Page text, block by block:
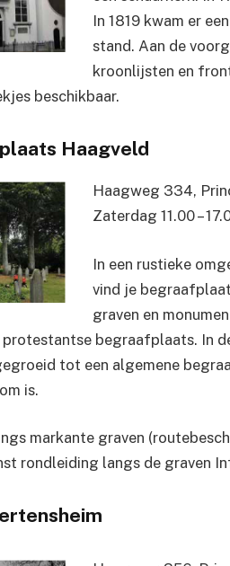
In 1819 kwam er
stand. Aan de
kroonlijsten en
beschikbaar.
Haagveld
Haagweg 334,
Zaterdag 11.00 –
In een rustieke
vind je
graven en
begraafplaats. In
tot een algemene
is.
markante graven
rondleiding langs de graven